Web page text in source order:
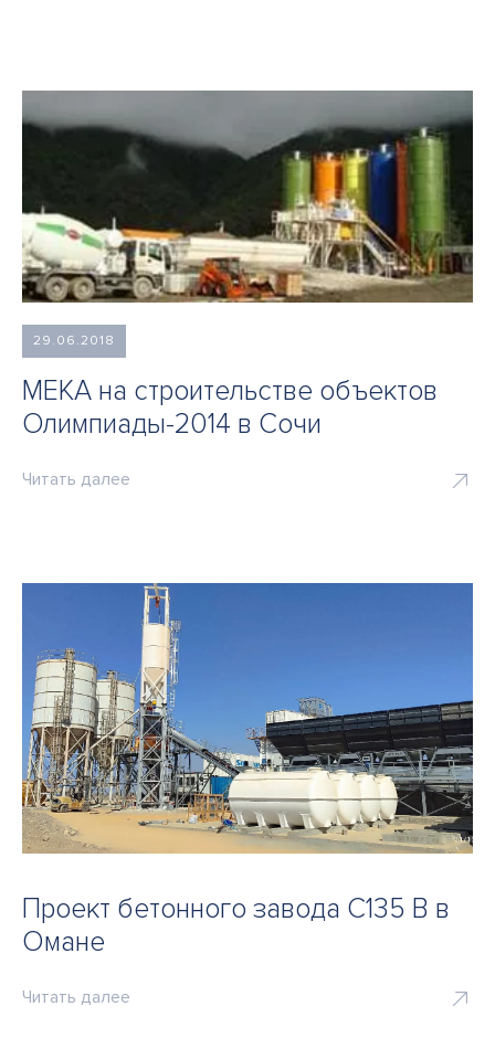
29.06.2018
MEKA на строительстве объектов
Олимпиады-2014 в Сочи
Читать далее
Проект бетонного завода C135 B в
Омане
Читать далее